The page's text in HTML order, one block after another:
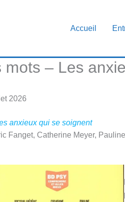
Accueil
mots – Les
2026
anxieux qui se soignent
Fanget, Catherine Meyer,